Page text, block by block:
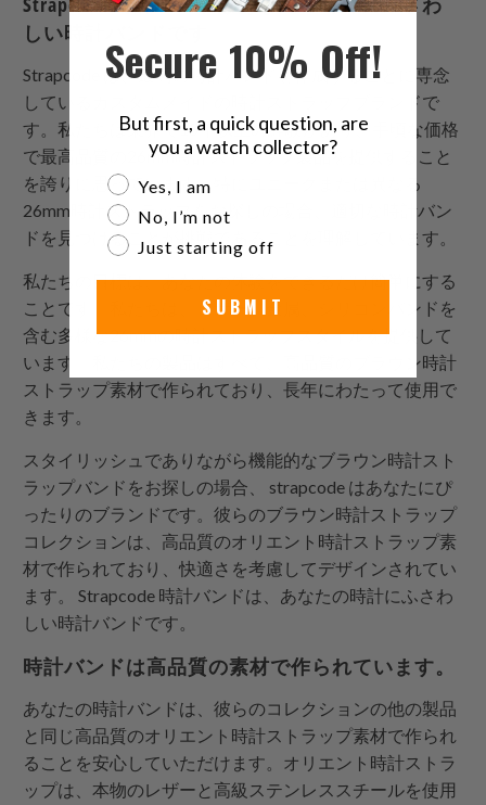
しい時計バンドです
Strapcode
は、最高の時計バンドを作成することに専念
しているカスタムメイドの時計ストラップブランドで
す。私たちは業界で15年以上の経験があり、手頃な価格
で最高品質の26mm時計ストラップ製品を提供すること
を誇りに思っています。特にユニークまたは異なる
26mm時計ストラップをお探しの場合、適切な時計バン
ドを見つけることが挑戦であることを理解しています。
私たちの目標は、あなたの体験をできるだけ簡単にする
ことです。私たちは、レザー、金属、シリコンバンドを
含む多様な26mmの時計ストラップスタイルを提供して
います。私たちの製品はすべて、高品質のブラウン時計
ストラップ素材で作られており、長年にわたって使用で
きます。
スタイリッシュでありながら機能的なブラウン時計スト
ラップバンドをお探しの場合、 strapcode はあなたにぴ
ったりのブランドです。彼らのブラウン時計ストラップ
コレクションは、高品質のオリエント時計ストラップ素
材で作られており、快適さを考慮してデザインされてい
ます。Strapcode 時計バンドは、あなたの時計にふさわ
しい時計バンドです。
時計バンドは高品質の素材で作られています。
あなたの時計バンドは、彼らのコレクションの他の製品
と同じ高品質のオリエント時計ストラップ素材で作られ
ることを安心していただけます。オリエント時計ストラ
ップは、本物のレザーと高級ステンレススチールを使用
Secure 10% Off!
But first, a quick question, are
you a watch collector?
Are you a watch collector?
Yes, I am
No, I’m not
Just starting off
SUBMIT